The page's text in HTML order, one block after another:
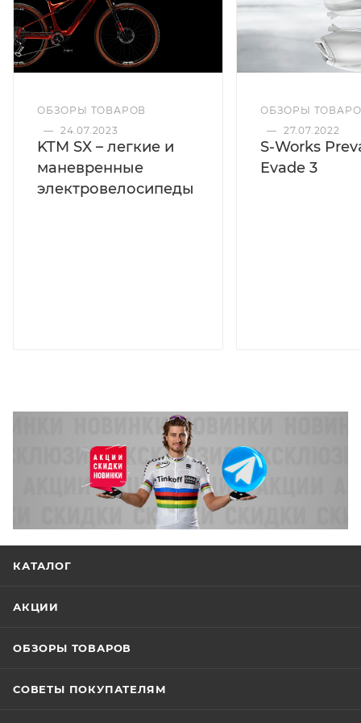
ОБЗОРЫ ТОВАРОВ
— 24.07.2023
KTM SX – легкие и
маневренные
электровелосипеды
ОБЗОРЫ
— 27.07.2022
S-Works
Evade 3
КАТАЛОГ
АКЦИИ
ОБЗОРЫ ТОВАРОВ
СОВЕТЫ ПОКУПАТЕЛЯМ